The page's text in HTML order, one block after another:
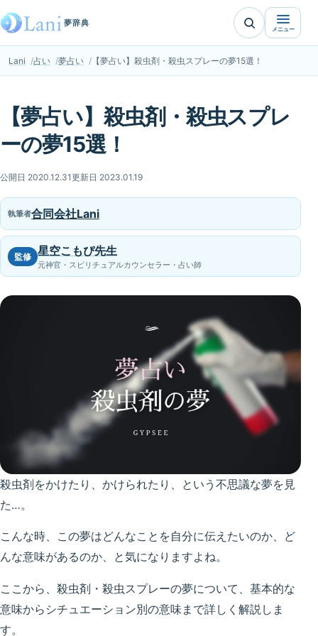
夢辞典
メニュー
Lani 占い 夢占い 【夢占い】殺虫剤・殺虫スプレーの夢15選！
【夢占い】殺虫剤・殺虫スプレ
ーの夢15選！
公開日 2020.12.31更新日 2023.01.19
執筆者合同会社Lani
監修 星空こもぴ先生
元神官・スピリチュアルカウンセラー・占い師
殺虫剤をかけたり、かけられたり、という不思議な夢を見
た…。
こんな時、この夢はどんなことを自分に伝えたいのか、ど
んな意味があるのか、と気になりますよね。
ここから、殺虫剤・殺虫スプレーの夢について、基本的な
意味からシチュエーション別の意味まで詳しく解説しま
す。